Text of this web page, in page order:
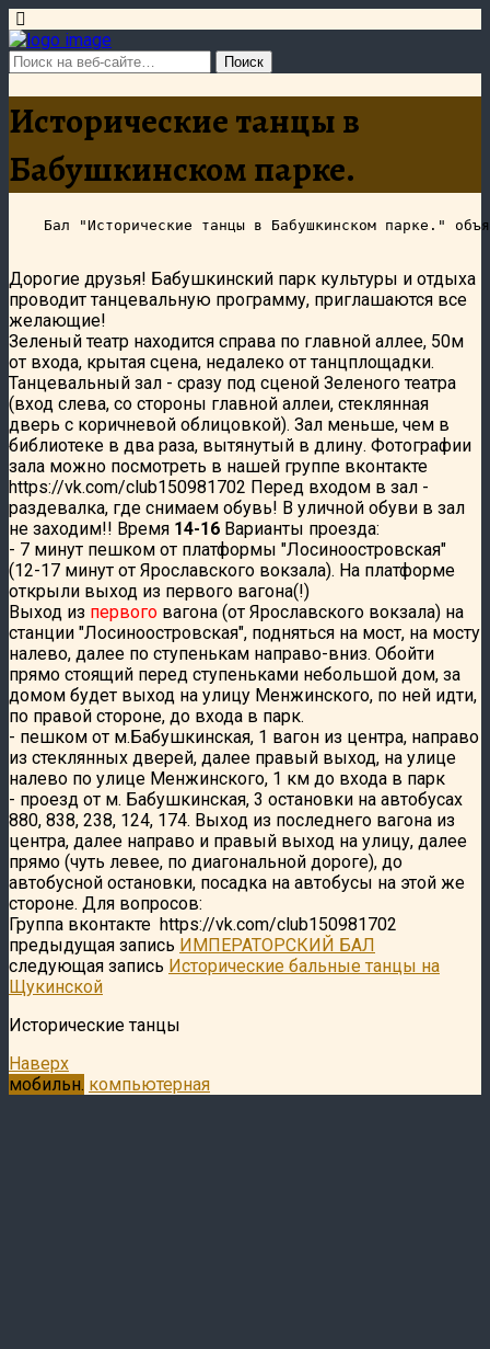
Исторические танцы в
Бабушкинском парке.
Дорогие друзья! Бабушкинский парк культуры и отдыха
проводит танцевальную программу, приглашаются все
желающие!
Зеленый театр находится справа по главной аллее, 50м
от входа, крытая сцена, недалеко от танцплощадки.
Танцевальный зал - сразу под сценой Зеленого театра
(вход слева, со стороны главной аллеи, стеклянная
дверь с коричневой облицовкой). Зал меньше, чем в
библиотеке в два раза, вытянутый в длину. Фотографии
зала можно посмотреть в нашей группе вконтакте
https://vk.com/club150981702 Перед входом в зал -
раздевалка, где снимаем обувь! В уличной обуви в зал
не заходим!! Время 14-16 Варианты проезда:
- 7 минут пешком от платформы "Лосиноостровская"
(12-17 минут от Ярославского вокзала). На платформе
открыли выход из первого вагона(!)
Выход из первого вагона (от Ярославского вокзала) на
станции "Лосиноостровская", подняться на мост, на мосту
налево, далее по ступенькам направо-вниз. Обойти
прямо стоящий перед ступеньками небольшой дом, за
домом будет выход на улицу Менжинского, по ней идти,
по правой стороне, до входа в парк.
- пешком от м.Бабушкинская, 1 вагон из центра, направо
из стеклянных дверей, далее правый выход, на улице
налево по улице Менжинского, 1 км до входа в парк
- проезд от м. Бабушкинская, 3 остановки на автобусах
880, 838, 238, 124, 174. Выход из последнего вагона из
центра, далее направо и правый выход на улицу, далее
прямо (чуть левее, по диагональной дороге), до
автобусной остановки, посадка на автобусы на этой же
стороне. Для вопросов:
Группа вконтакте https://vk.com/club150981702
предыдущая запись ИМПЕРАТОРСКИЙ БАЛ
следующая запись Исторические бальные танцы на
Щукинской
Исторические танцы
Наверх
мобильн. компьютерная